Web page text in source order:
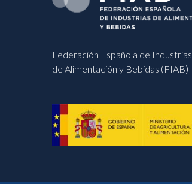
Federación Española de Industrias
de Alimentación y Bebidas (FIAB)